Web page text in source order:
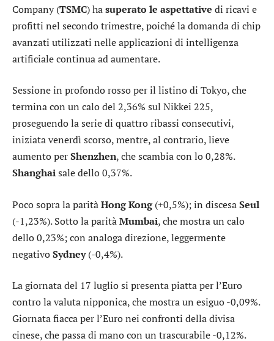
Company(TSMC) hasuperato le aspettative di ricavi e
profitti nel secondo trimestre, poiché la domanda di chip
avanzati utilizzati nelle applicazioni di intelligenza
artificiale continua ad aumentare.
Sessione in profondo rosso per il listino di Tokyo, che
termina con un calo del 2,36% sul Nikkei 225,
proseguendo la serie di quattro ribassi consecutivi,
iniziata venerdì scorso, mentre, al contrario, lieve
aumento perShenzhen, che scambia con lo 0,28%.
Shanghaisale dello 0,37%.
Poco sopra la paritàHong Kong(+0,5%); in discesaSeul
(-1,23%). Sotto la paritàMumbai, che mostra un calo
dello 0,23%; con analoga direzione, leggermente
negativoSydney(-0,4%).
La giornata del 17 luglio si presenta piatta per l’Euro
contro la valuta nipponica, che mostra un esiguo -0,09%.
Giornata fiacca per l’Euro nei confronti della divisa
cinese, che passa di mano con un trascurabile -0,12%.